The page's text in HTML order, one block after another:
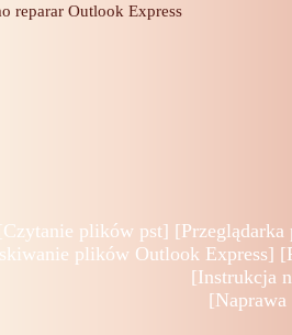
reparar Outlook Express
[Czytanie plików pst] [
plików Outlook Express] [
[Instrukcja
[